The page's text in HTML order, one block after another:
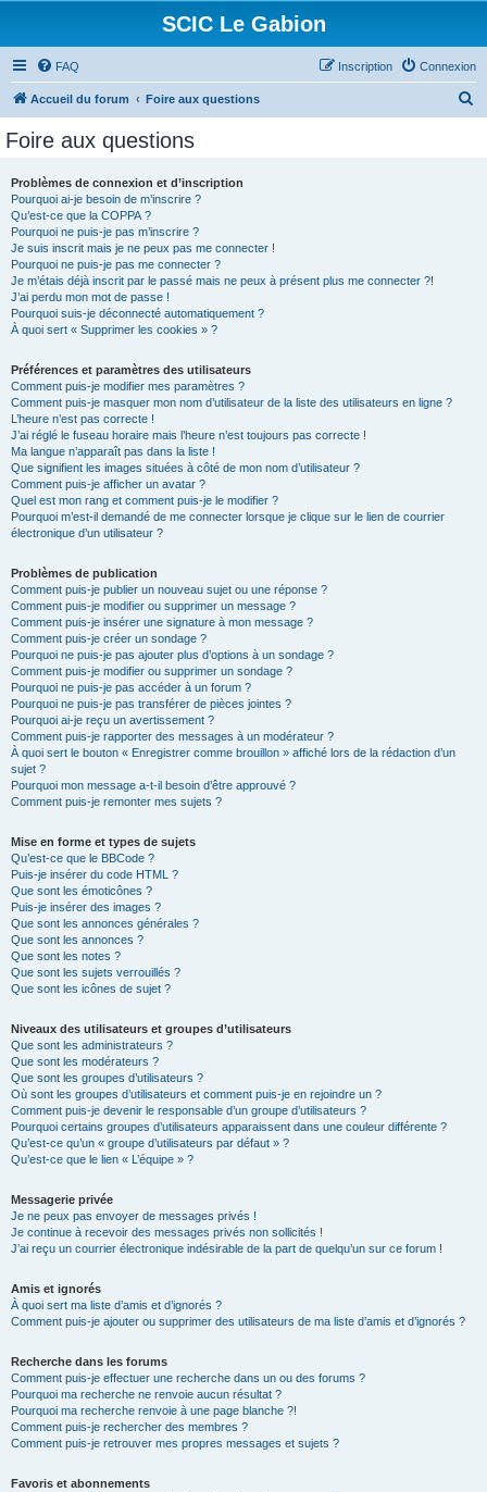
SCIC Le Gabion
FAQ Connexion
Inscription
Accueil du forum Foire aux questions
Foire aux questions
Problèmes de connexion et d’inscription
Pourquoi ai-je besoin de m’inscrire ?
Qu’est-ce que la COPPA ?
Pourquoi ne puis-je pas m’inscrire ?
Je suis inscrit mais je ne peux pas me connecter !
Pourquoi ne puis-je pas me connecter ?
Je m’étais déjà inscrit par le passé mais ne peux à présent plus me connecter ?!
J’ai perdu mon mot de passe !
Pourquoi suis-je déconnecté automatiquement ?
À quoi sert « Supprimer les cookies » ?
Préférences et paramètres des utilisateurs
Comment puis-je modifier mes paramètres ?
Comment puis-je masquer mon nom d’utilisateur de la liste des utilisateurs en ligne ?
L’heure n’est pas correcte !
J’ai réglé le fuseau horaire mais l’heure n’est toujours pas correcte !
Ma langue n’apparaît pas dans la liste !
Que signifient les images situées à côté de mon nom d’utilisateur ?
Comment puis-je afficher un avatar ?
Quel est mon rang et comment puis-je le modifier ?
Pourquoi m’est-il demandé de me connecter lorsque je clique sur le lien de courrier
électronique d’un utilisateur ?
Problèmes de publication
Comment puis-je publier un nouveau sujet ou une réponse ?
Comment puis-je modifier ou supprimer un message ?
Comment puis-je insérer une signature à mon message ?
Comment puis-je créer un sondage ?
Pourquoi ne puis-je pas ajouter plus d’options à un sondage ?
Comment puis-je modifier ou supprimer un sondage ?
Pourquoi ne puis-je pas accéder à un forum ?
Pourquoi ne puis-je pas transférer de pièces jointes ?
Pourquoi ai-je reçu un avertissement ?
Comment puis-je rapporter des messages à un modérateur ?
À quoi sert le bouton « Enregistrer comme brouillon » affiché lors de la rédaction d’un
sujet ?
Pourquoi mon message a-t-il besoin d’être approuvé ?
Comment puis-je remonter mes sujets ?
Mise en forme et types de sujets
Qu’est-ce que le BBCode ?
Puis-je insérer du code HTML ?
Que sont les émoticônes ?
Puis-je insérer des images ?
Que sont les annonces générales ?
Que sont les annonces ?
Que sont les notes ?
Que sont les sujets verrouillés ?
Que sont les icônes de sujet ?
Niveaux des utilisateurs et groupes d’utilisateurs
Que sont les administrateurs ?
Que sont les modérateurs ?
Que sont les groupes d’utilisateurs ?
Où sont les groupes d’utilisateurs et comment puis-je en rejoindre un ?
Comment puis-je devenir le responsable d’un groupe d’utilisateurs ?
Pourquoi certains groupes d’utilisateurs apparaissent dans une couleur différente ?
Qu’est-ce qu’un « groupe d’utilisateurs par défaut » ?
Qu’est-ce que le lien « L’équipe » ?
Messagerie privée
Je ne peux pas envoyer de messages privés !
Je continue à recevoir des messages privés non sollicités !
J’ai reçu un courrier électronique indésirable de la part de quelqu’un sur ce forum !
Amis et ignorés
À quoi sert ma liste d’amis et d’ignorés ?
Comment puis-je ajouter ou supprimer des utilisateurs de ma liste d’amis et d’ignorés ?
Recherche dans les forums
Comment puis-je effectuer une recherche dans un ou des forums ?
Pourquoi ma recherche ne renvoie aucun résultat ?
Pourquoi ma recherche renvoie à une page blanche ?!
Comment puis-je rechercher des membres ?
Comment puis-je retrouver mes propres messages et sujets ?
Favoris et abonnements